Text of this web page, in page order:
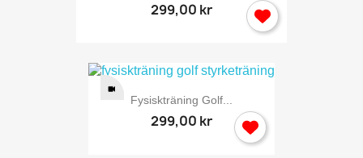
299,00 kr
Fysiskträning Golf...
299,00 kr